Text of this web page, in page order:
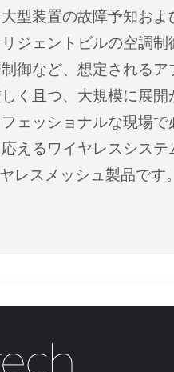
型装置の故障予知およ
ジェントビルの空調制
御など、想定されるア
く且つ、大規模に展開
ェッショナルな現場
えるワイヤレスシステ
レスメッシュ製品です。